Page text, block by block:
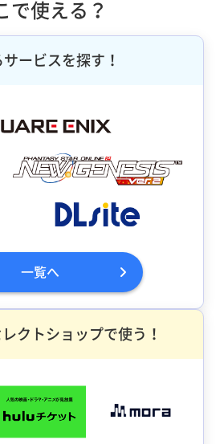
で使える？
ービスを探す！
一覧へ
レクトショップで使う！